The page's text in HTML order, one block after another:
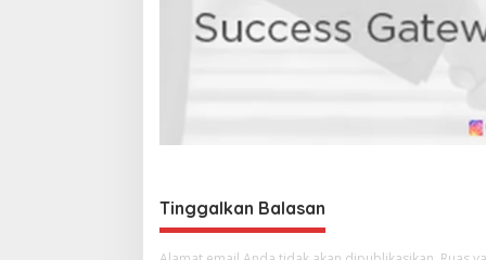
Tinggalkan Balasan